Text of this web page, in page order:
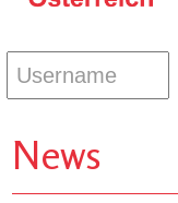
News